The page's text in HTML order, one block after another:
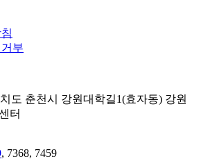
부
도 춘천시 강원대학길1(효자동) 강원
터
, 7368, 7459